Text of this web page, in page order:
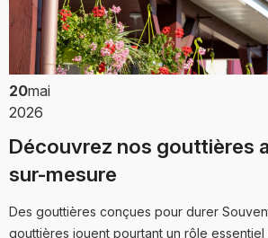
20mai
2026
Découvrez nos gouttières
sur-mesure
Des gouttières conçues pour durer
gouttières jouent pourtant un rôle